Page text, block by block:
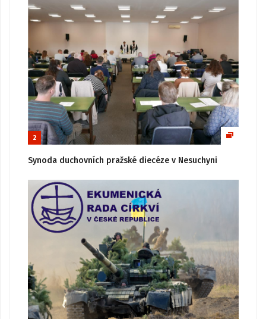
2
Synoda duchovních pražské diecéze v Nesuchyni